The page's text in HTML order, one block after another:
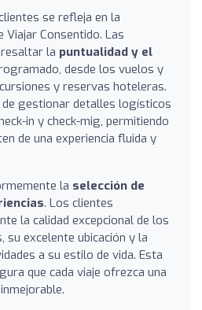
se refleja en la
Viajar Consentido. Las
la puntualidad y el
desde los vuelos y
y reservas hoteleras.
de gestionar detalles logísticos
in y check-mig, permitiendo
de una experiencia fluida y
la selección de
. Los clientes
la calidad excepcional de los
su excelente ubicación y la
a su estilo de vida. Esta
que cada viaje ofrezca una